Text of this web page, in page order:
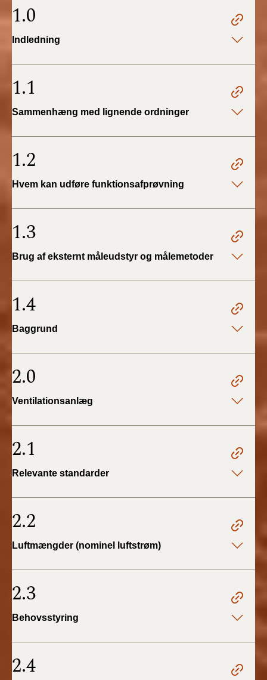
BR18 (1/1 - 30/6
2022)
BR18 (1/1-29/6
2018)
2010)
1.0
Indledning
1.1
Sammenhæng med lignende ordninger
1.2
Hvem kan udføre funktionsafprøvning
1.3
Brug af eksternt måleudstyr og målemetoder
1.4
Baggrund
2.0
Ventilationsanlæg
2.1
Relevante standarder
2.2
Luftmængder (nominel luftstrøm)
2.3
Behovsstyring
2.4